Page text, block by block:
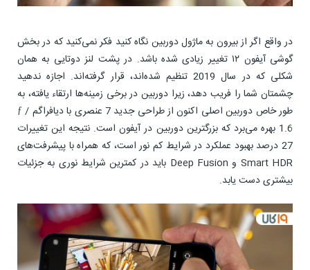
در واقع اگر از بیرون به ماژول دوربین نگاه کنید فکر نمی‌کنید که در بخش
گوشی آیفون ۱۲ تغییر زیادی شده باشد. در پشت لنز دوتایی به همان
شکلی که در سال 2019 تنظیم شده‌اند، قرار گرفته‌اند. اجازه ندهید
چشمتان شما را فریب دهد، زیرا دوربین در برخی زمینه‌ها ارتقاء یافته، به
طور خاص دوربین اصلی اکنون از طراحی جدید 7 عنصری با دیافراگم ƒ /
1.6 بهره می‌برد که بزرگترین دوربین در آیفون است. نتیجه این تغییرات
27 درصد بهبود عملکرد در شرایط کم نور است، که همراه با پیشرفت‌های
Smart HDR و Deep Fusion باید در کمترین شرایط نوری به جزئیات
بیشتری دست یابد.